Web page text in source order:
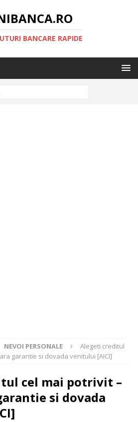
BANCARE RAPIDE
NEVOI PERSONALE
Alegeti creditul
garantie si dovada venitului [AICI]
cel mai potrivit –
si dovada